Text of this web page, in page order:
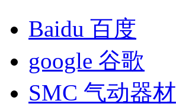
Baidu 百度
google 谷歌
SMC 气动器材